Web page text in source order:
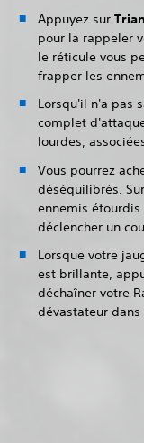
Appuyez sur
pour la rappeler
le réticule vous
frapper les
Lorsqu'il n'a pas
complet
lourdes,
Vous pourrez
déséquilibrés.
ennemis
déclencher un
Lorsque votre
est brillante,
déchaîner votre
dévastateur